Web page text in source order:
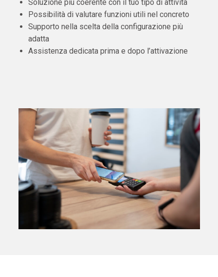
Soluzione più coerente con il tuo tipo di attività
Possibilità di valutare funzioni utili nel concreto
Supporto nella scelta della configurazione più
adatta
Assistenza dedicata prima e dopo l’attivazione